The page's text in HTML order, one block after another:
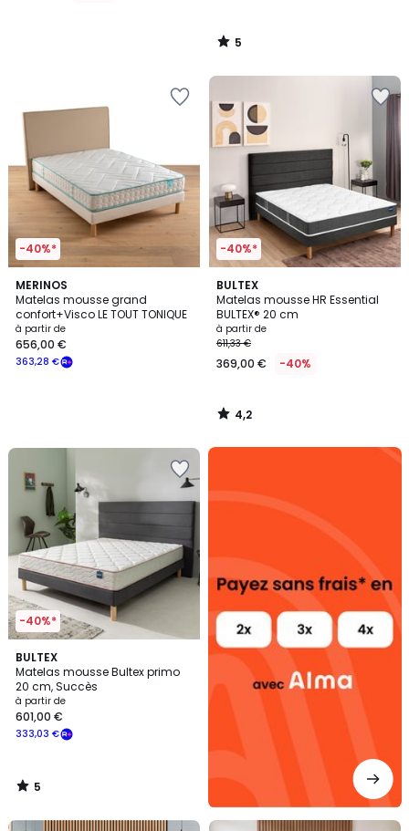
5
/
-40%*
MERINOS
Matelas mousse grand
confort+Visco LE TOUT TONIQUE
à partir de
363,28 €
656,00 €
-40%*
BULTEX
Matelas mousse HR Essential
BULTEX® 20 cm
à partir de
611,33 €
369,00 € -40%
4,2
/ 5
4,2
/
-40%*
BULTEX
Matelas mousse Bultex primo
20 cm, Succès
à partir de
333,03 €
601,00 €
5
/
5
5
/
Alma
sans